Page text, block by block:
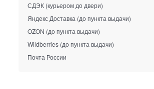
СДЭК (курьером до двери)
Яндекс Доставка (до пункта выдачи)
OZON (до пункта выдачи)
Wildberries (до пункта выдачи)
Почта России